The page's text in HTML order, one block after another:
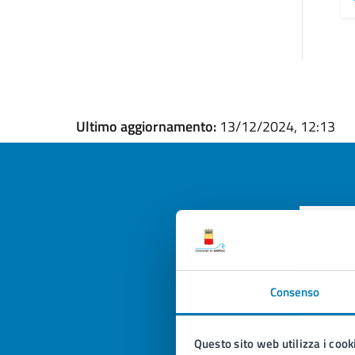
Consenso
Questo sito web utilizza i
Ultimo aggiornamento: 13/12/2024, 12:13
Valuta